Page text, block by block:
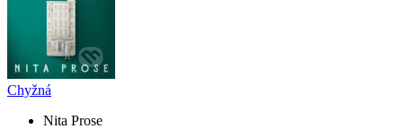
Chyžná
Nita Prose